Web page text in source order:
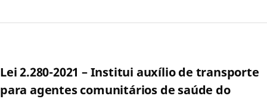
Lei 2.280-2021 – Institui auxílio de transporte
para agentes comunitários de saúde do